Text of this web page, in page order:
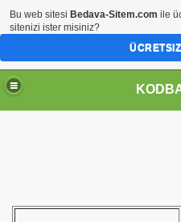
Bu web sitesi Bedava-Sitem.com ile
sitenizi ister misiniz?